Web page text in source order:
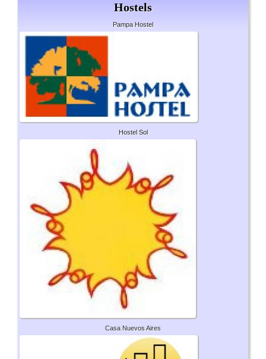
Hostels
Pampa Hostel
Hostel Sol
Casa Nuevos Aires